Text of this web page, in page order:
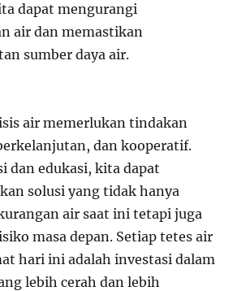
dapat mengurangi
air dan memastikan
sumber daya air.
air memerlukan tindakan
dan kooperatif.
dan edukasi, kita dapat
solusi yang tidak hanya
air saat ini tetapi juga
masa depan. Setiap tetes air
hari ini adalah investasi dalam
lebih cerah dan lebih